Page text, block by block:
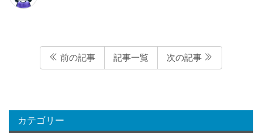
前の記事 記事一覧 次の記事
カテゴリー